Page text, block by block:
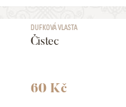
DUFKOVÁ VLASTA
Čistec
60 Kč